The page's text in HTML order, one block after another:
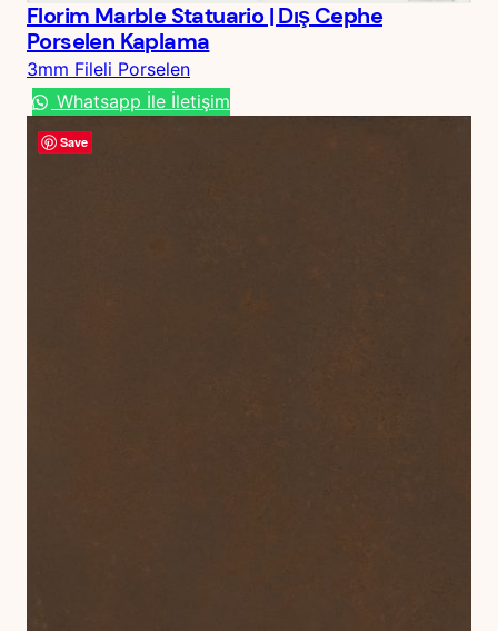
Florim Marble Statuario | Dış Cephe
Porselen Kaplama
3mm Fileli Porselen
Whatsapp İle İletişim
Save